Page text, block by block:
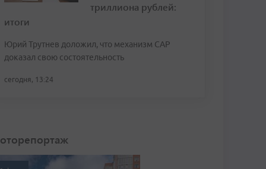
триллиона рублей:
итоги
Юрий Трутнев доложил, что механизм САР
доказал свою состоятельность
сегодня, 13:24